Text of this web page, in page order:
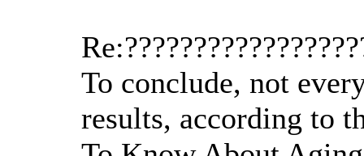
To conclude, not
results, according to